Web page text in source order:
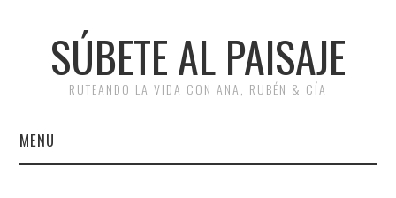
SÚBETE AL PAISAJE
RUTEANDO LA VIDA CON ANA, RUBÉN & CÍA
MENU